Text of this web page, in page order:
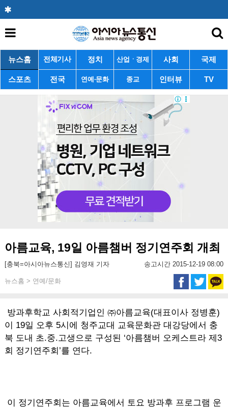
뉴스홈 전체기사 정치 산업ㆍ경제 사회 국제
스포츠 전국 연예·문화 종교 인터뷰 TV
아름교육, 19일 아름챔버 정기연주회 개최
[충북=아시아뉴스통신] 김영재 기자 송고시간 2015-12-19 08:00
뉴스홈 > 연예/문화
방과후학교 사회적기업인 ㈜아름교육(대표이사 정병훈)
이 19일 오후 5시에 청주교대 교육문화관 대강당에서 충
북 도내 초.중.고생으로 구성된 ‘아름챔버 오케스트라 제3
회 정기연주회’를 연다.
이 정기연주회는 아름교육에서 토요 방과후 프로그램 운